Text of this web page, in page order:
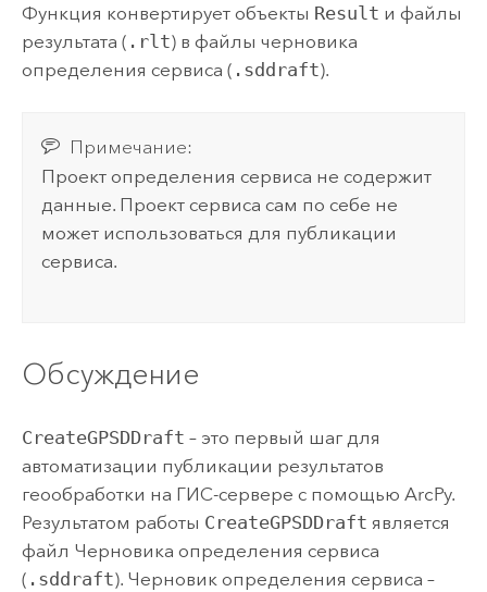
Функция конвертирует объекты Result и файлы
результата ( .rlt) в файлы черновика
определения сервиса ( .sddraft).
Примечание:
Проект определения сервиса не содержит
данные. Проект сервиса сам по себе не
может использоваться для публикации
сервиса.
Обсуждение
CreateGPSDDraft – это первый шаг для
автоматизации публикации результатов
геообработки на ГИС-сервере с помощью ArcPy.
Результатом работы CreateGPSDDraft является
файл Черновика определения сервиса
( .sddraft). Черновик определения сервиса –